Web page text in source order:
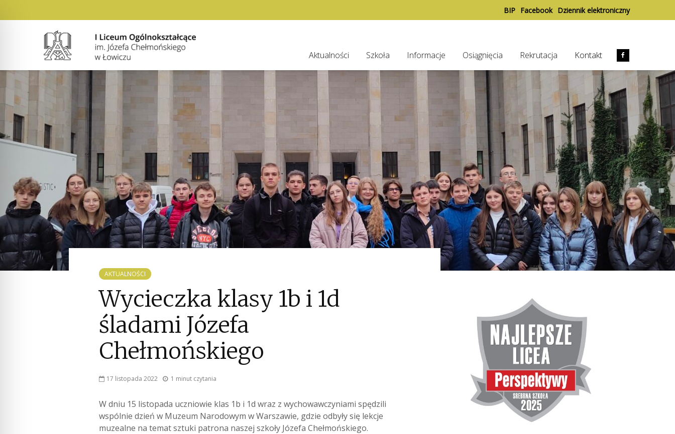
BIP Facebook Dziennik elektroniczny
Aktualności Szkoła Informacje Osiągnięcia Rekrutacja Kontakt
AKTUALNOŚCI
Wycieczka klasy 1b i 1d
śladami Józefa
Chełmońskiego
17 listopada 2022 1 minut czytania
W dniu 15 listopada uczniowie klas 1b i 1d wraz z wychowawczyniami spędzili
wspólnie dzień w Muzeum Narodowym w Warszawie, gdzie odbyły się lekcje
muzealne na temat sztuki patrona naszej szkoły Józefa Chełmońskiego.